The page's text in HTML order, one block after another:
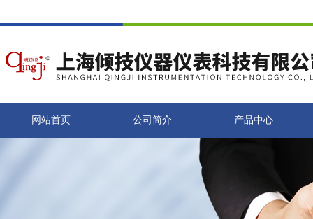
网站首页 公司简介 产品中心